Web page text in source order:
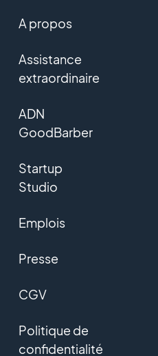
A propos
Assistance
extraordinaire
ADN
GoodBarber
Startup
Studio
Emplois
Presse
CGV
Politique de
confidentialité